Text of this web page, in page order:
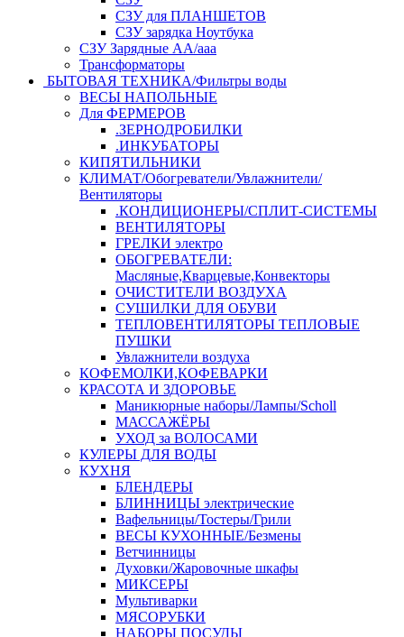
СЗУ для ПЛАНШЕТОВ
СЗУ зарядка Ноутбука
СЗУ Зарядные АА/ааа
Трансформаторы
БЫТОВАЯ ТЕХНИКА/Фильтры воды
ВЕСЫ НАПОЛЬНЫЕ
Для ФЕРМЕРОВ
.ЗЕРНОДРОБИЛКИ
.ИНКУБАТОРЫ
КИПЯТИЛЬНИКИ
КЛИМАТ/Обогреватели/Увлажнители/
Вентиляторы
.КОНДИЦИОНЕРЫ/СПЛИТ-СИСТЕМЫ
ВЕНТИЛЯТОРЫ
ГРЕЛКИ электро
ОБОГРЕВАТЕЛИ:
Масляные,Кварцевые,Конвекторы
ОЧИСТИТЕЛИ ВОЗДУХА
СУШИЛКИ ДЛЯ ОБУВИ
ТЕПЛОВЕНТИЛЯТОРЫ ТЕПЛОВЫЕ
ПУШКИ
Увлажнители воздуха
КОФЕМОЛКИ,КОФЕВАРКИ
КРАСОТА И ЗДОРОВЬЕ
Маникюрные наборы/Лампы/Scholl
МАССАЖЁРЫ
УХОД за ВОЛОСАМИ
КУЛЕРЫ ДЛЯ ВОДЫ
КУХНЯ
БЛЕНДЕРЫ
БЛИННИЦЫ электрические
Вафельницы/Тостеры/Грили
ВЕСЫ КУХОННЫЕ/Безмены
Ветчинницы
Духовки/Жаровочные шкафы
МИКСЕРЫ
Мультиварки
МЯСОРУБКИ
НАБОРЫ ПОСУДЫ